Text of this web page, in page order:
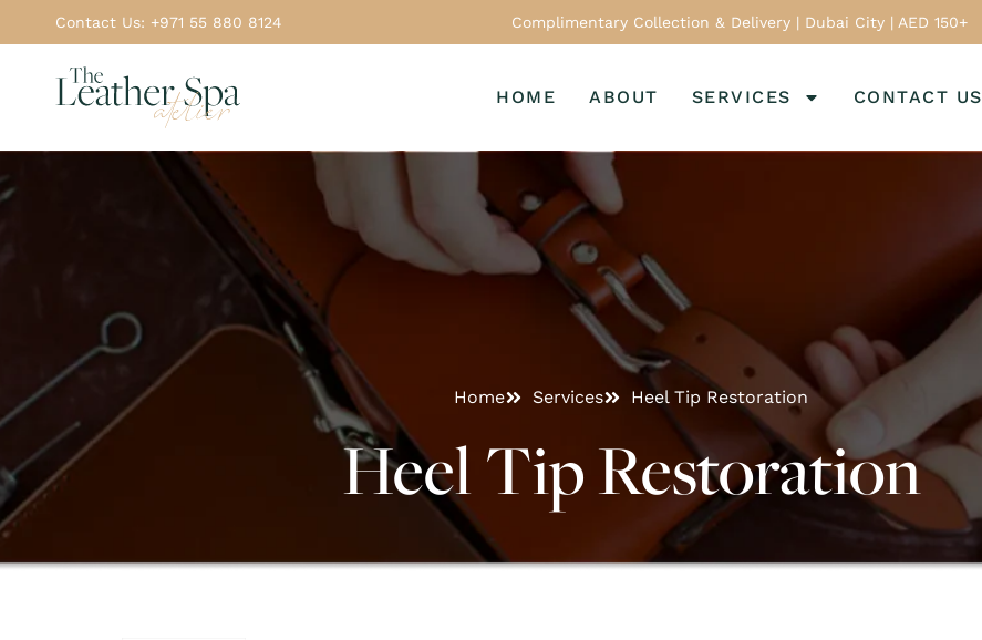
Contact Us: +971 55 880 8124 Complimentary Collection & Delivery | Dubai City | AED 150+
HOME ABOUT SERVICES CONTACT US
Home Services Heel Tip Restoration
Heel Tip Restoration